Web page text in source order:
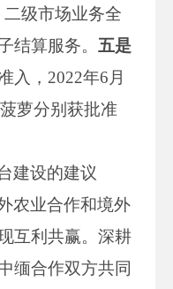
级市场业务全
结算服务。 五是
入，2022年6月
萝分别获批准
建设的建议
农业合作和境外
互利共赢。深耕
缅合作双方共同